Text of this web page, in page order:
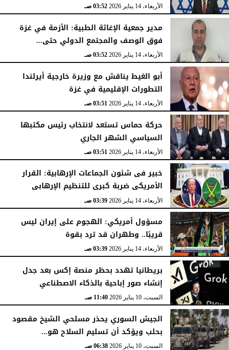
الأربعاء، 14 يناير 2026 03:52 صـ
مدير جمعية الإغاثة الطبية: الأزمة في غزة
فوق الوصف والمجتمع الدولي حتى...
الأربعاء، 14 يناير 2026 03:52 صـ
أبو الغيط يناقش مع وزيرة خارجية أيرلندا
التطورات الإقليمية في غزة
الأربعاء، 14 يناير 2026 03:51 صـ
حركة حماس تستعد لانتخاب رئيس مكتبها
السياسي الشهر الجاري
الأربعاء، 14 يناير 2026 03:51 صـ
خبير فى شئون الجماعات الإرهابية: القرار
الأمريكى ضربة كبرى للتنظيم الإرهابى
الأربعاء، 14 يناير 2026 03:39 صـ
مسؤول أمريكي: الهجوم على إيران ليس
قريبًا.. وطهران قد ترد بقوة
الأربعاء، 14 يناير 2026 03:39 صـ
بريطانيا تهدد بحظر منصة إكس بعد جدل
إنشاء صور إباحية بالذكاء الاصطناعي
السبت، 10 يناير 2026 11:40 صـ
الجيش السوري يحذر مسلحي الشيخ مقصود
بحلب ويؤكد أن تسليم السلاح هو...
السبت، 10 يناير 2026 06:38 صـ